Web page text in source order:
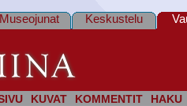
KUVAT KOMMENTIT HAKU
Museojunat Keskustelu